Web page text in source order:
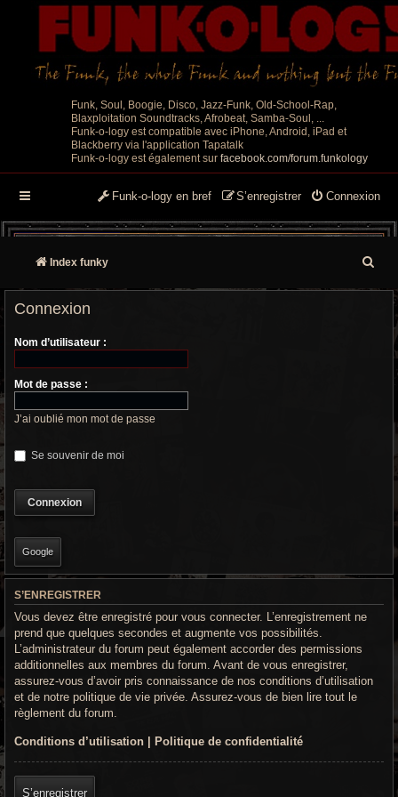
Funk, Soul, Boogie, Disco, Jazz-Funk, Old-School-Rap,
Blaxploitation Soundtracks, Afrobeat, Samba-Soul, ...
Funk-o-logy est compatible avec iPhone, Android, iPad et
Blackberry via l'application Tapatalk
Funk-o-logy est également sur facebook.com/forum.funkology
Connexion
S’enregistrer
Funk-o-logy en bref
Index funky
e
o
o
Connexion
Nom d’utilisateur :
Mot de passe :
J’ai oublié mon mot de passe
Se souvenir de moi
Google
S’ENREGISTRER
Vous devez être enregistré pour vous connecter. L’enregistrement ne
prend que quelques secondes et augmente vos possibilités.
L’administrateur du forum peut également accorder des permissions
additionnelles aux membres du forum. Avant de vous enregistrer,
assurez-vous d’avoir pris connaissance de nos conditions d’utilisation
et de notre politique de vie privée. Assurez-vous de bien lire tout le
règlement du forum.
Conditions d’utilisation | Politique de confidentialité
S’enregistrer